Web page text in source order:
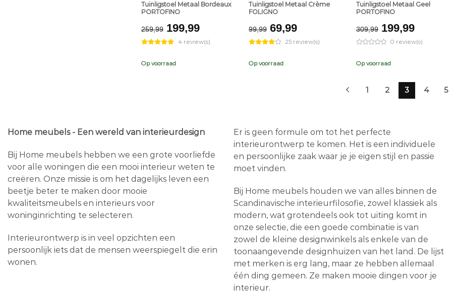
Tuinligstoel Metaal Bordeaux
PORTOFINO
259,99 Original
price
was:
€259,99.
199,99Current
price
is:
4 review(s)
Op voorraad
Tuinligstoel Metaal Crème
FOLIGNO
99,99 Original
price
was:
€99,99.
69,99Current
price
is:
25 review(s)
Op voorraad
Tuinligstoel Metaal Geel
PORTOFINO
309,99 Original
price
was:
€309,99.
199,99
price
is:
0 review(s)
Op voorraad
1 2 3 4 5
Home meubels - Een wereld van interieurdesign
Bij Home meubels hebben we een grote voorliefde
voor alle woningen die een mooi interieur weten te
creëren. Onze missie is om het dagelijks leven een
beetje beter te maken door mooie
kwaliteitsmeubels en interieurs voor
woninginrichting te selecteren.
Interieurontwerp is in veel opzichten een
persoonlijk iets dat de mensen weerspiegelt die erin
wonen.
Er is geen formule om tot het perfecte
interieurontwerp te komen. Het is een individuele
en persoonlijke zaak waar je je eigen stijl en passie
moet vinden.
Bij Home meubels houden we van alles binnen de
Scandinavische interieurfilosofie, zowel klassiek als
modern, wat grotendeels ook tot uiting komt in
onze selectie, die een goede combinatie is van
zowel de kleine designwinkels als enkele van de
toonaangevende designhuizen van het land. De lijst
met merken is erg lang, maar ze hebben allemaal
één ding gemeen. Ze maken mooie dingen voor je
interieur.